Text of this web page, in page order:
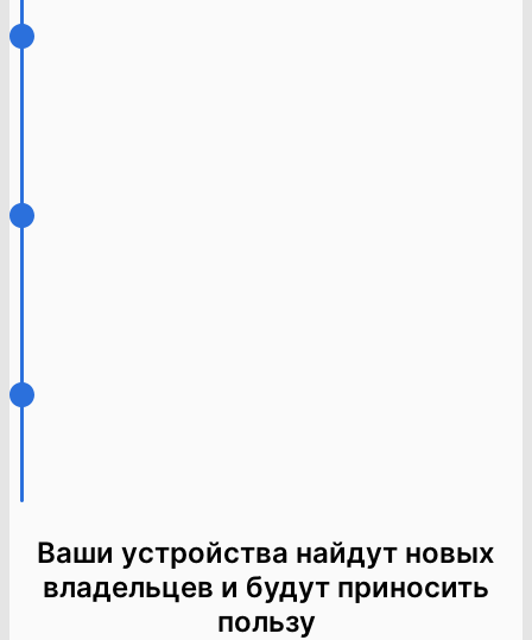
Ваши устройства найдут новых
владельцев и будут приносить
пользу